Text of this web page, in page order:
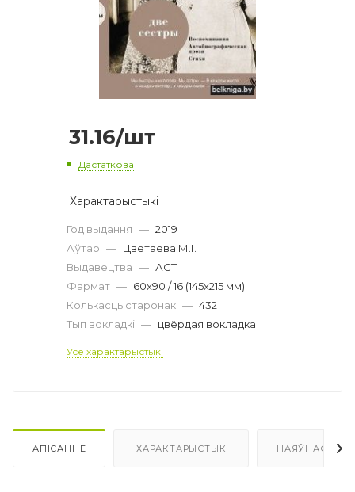
31.16/шт
Дастаткова
Характарыстыкі
Год выдання — 2019
Аўтар — Цветаева М.І.
Выдавецтва — АСТ
Фармат — 60x90 / 16 (145x215 мм)
Колькасць старонак — 432
Тып вокладкі — цвёрдая вокладка
Усе характарыстыкі
АПІСАННЕ ХАРАКТАРЫСТЫКІ НАЯЎНАСЦЬ